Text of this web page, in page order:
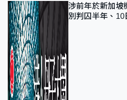
涉前年於新加
別判囚半年、10